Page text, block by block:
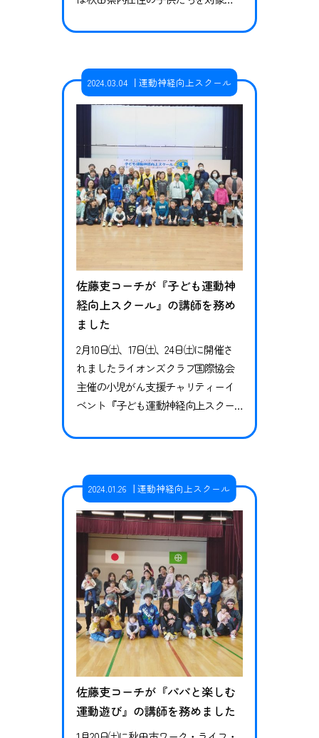
の体験を通じて子供たちの自主性や
校の長期休暇期間を利用し、ブラウ
ブリッツ秋田スクールが実施してい
るイベントです。今回は岩手県を訪
問しました。 初日は小岩井農場にて
牧場の見学とクラフト製作としてオ
リジナル…
2024.03.04 運動神経向上スクール
佐藤吏コーチが『子ども運動神
経向上スクール』の講師を務め
ました
2月10日㈯、17日㈯、24日㈯に開催さ
れましたライオンズクラブ国際協会
主催の小児がん支援チャリティーイ
ベント『子ども運動神経向上スクー
吏コーチが講師をしてきました。 今
したチャリティー企画で10日北秋田
市、17日大仙市、24日秋田市の3カ所
での開催となりました。 佐藤コーチ
は保護者の皆様への講座を行い、現
代の子ども達を取り巻く環境の…
2024.01.26 運動神経向上スクール
佐藤吏コーチが『パパと楽しむ
運動遊び』の講師を務めました